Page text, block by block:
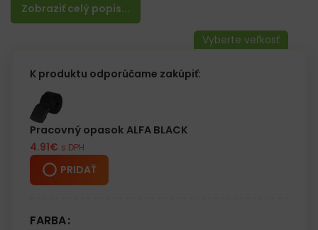
Zobraziť celý popis...
Vlastnosti:
– Nová generácia obľúbených nohavíc HARDCORE, teraz vo
viacerých moderných farbách, s viacerými vylepšeniami
náradia
– Dve vrecká vzadu, z ktorých jedno sa zapína na suchý zips
– Vrecká na nohaviciach, vrátane vreciek na mobilný telefón
– Vrecká na kolenné chrániče zapínané suchým zipsom
– Reflexné prvky zaisťujú lepšiu viditeľnosť
– Strih „S“ – profilované nohavice, lepšie priliehajú k siluete
užívateľa
– Testované na škodlivé látky v súlade s normami OEKO-TEX®
Standard 100
K produktu odporúčame zakúpiť:
Pracovný opasok ALFA BLACK
4.91€ s DPH
PRIDAŤ
FARBA